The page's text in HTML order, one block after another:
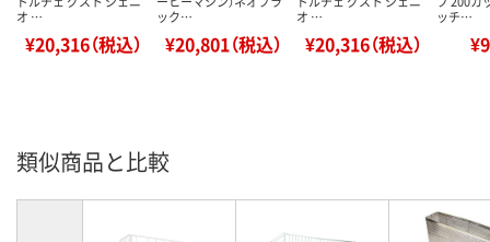
オ …
¥20,316（税込）
ック…
¥20,801（税込）
オ …
¥20,316（税込）
ッチ…
類似商品と比較